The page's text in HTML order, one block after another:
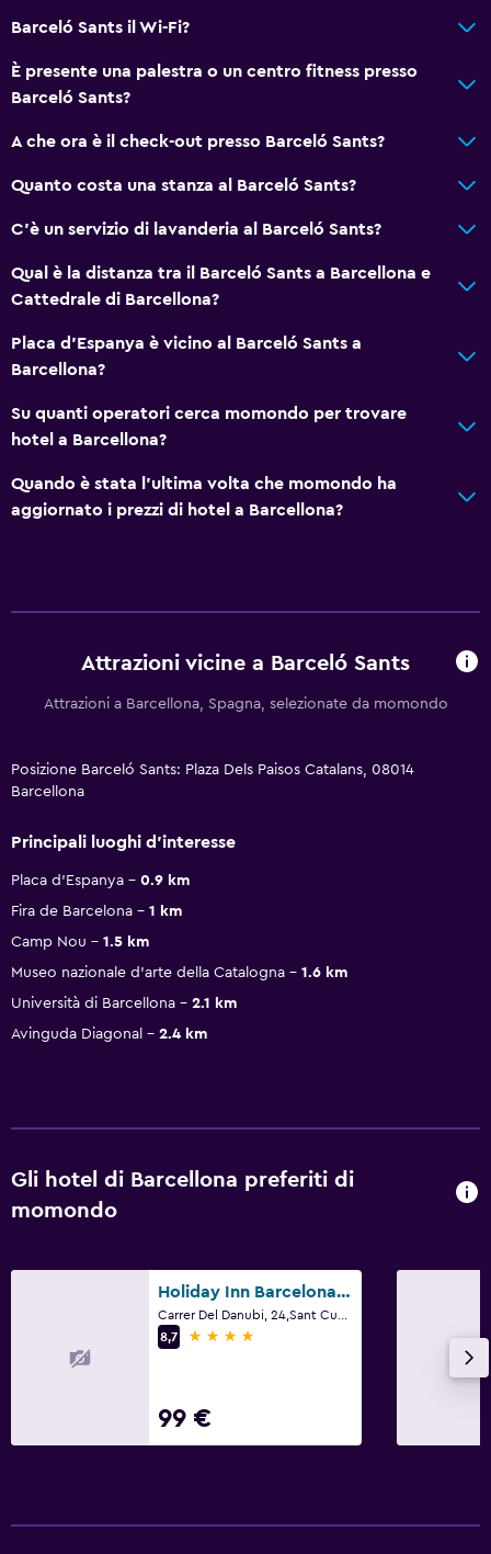
Barceló Sants il Wi-Fi?
È presente una palestra o un centro fitness presso
Barceló Sants?
A che ora è il check-out presso Barceló Sants?
Quanto costa una stanza al Barceló Sants?
C'è un servizio di lavanderia al Barceló Sants?
Qual è la distanza tra il Barceló Sants a Barcellona e
Cattedrale di Barcellona?
Placa d'Espanya è vicino al Barceló Sants a
Barcellona?
Su quanti operatori cerca momondo per trovare
hotel a Barcellona?
Quando è stata l'ultima volta che momondo ha
aggiornato i prezzi di hotel a Barcellona?
Attrazioni vicine a Barceló Sants
Attrazioni a Barcellona, Spagna, selezionate da momondo
Posizione Barceló Sants: Plaza Dels Paisos Catalans, 08014
Barcellona
Principali luoghi d'interesse
Placa d'Espanya
0.9 km
Fira de Barcelona
1 km
Camp Nou
1.5 km
Museo nazionale d'arte della Catalogna
1.6 km
Università di Barcellona
2.1 km
Avinguda Diagonal
2.4 km
Gli hotel di Barcellona preferiti di
momondo
Holiday Inn Barcelona - Sant Cugat By IHG
8,7
4 stelle
99 €